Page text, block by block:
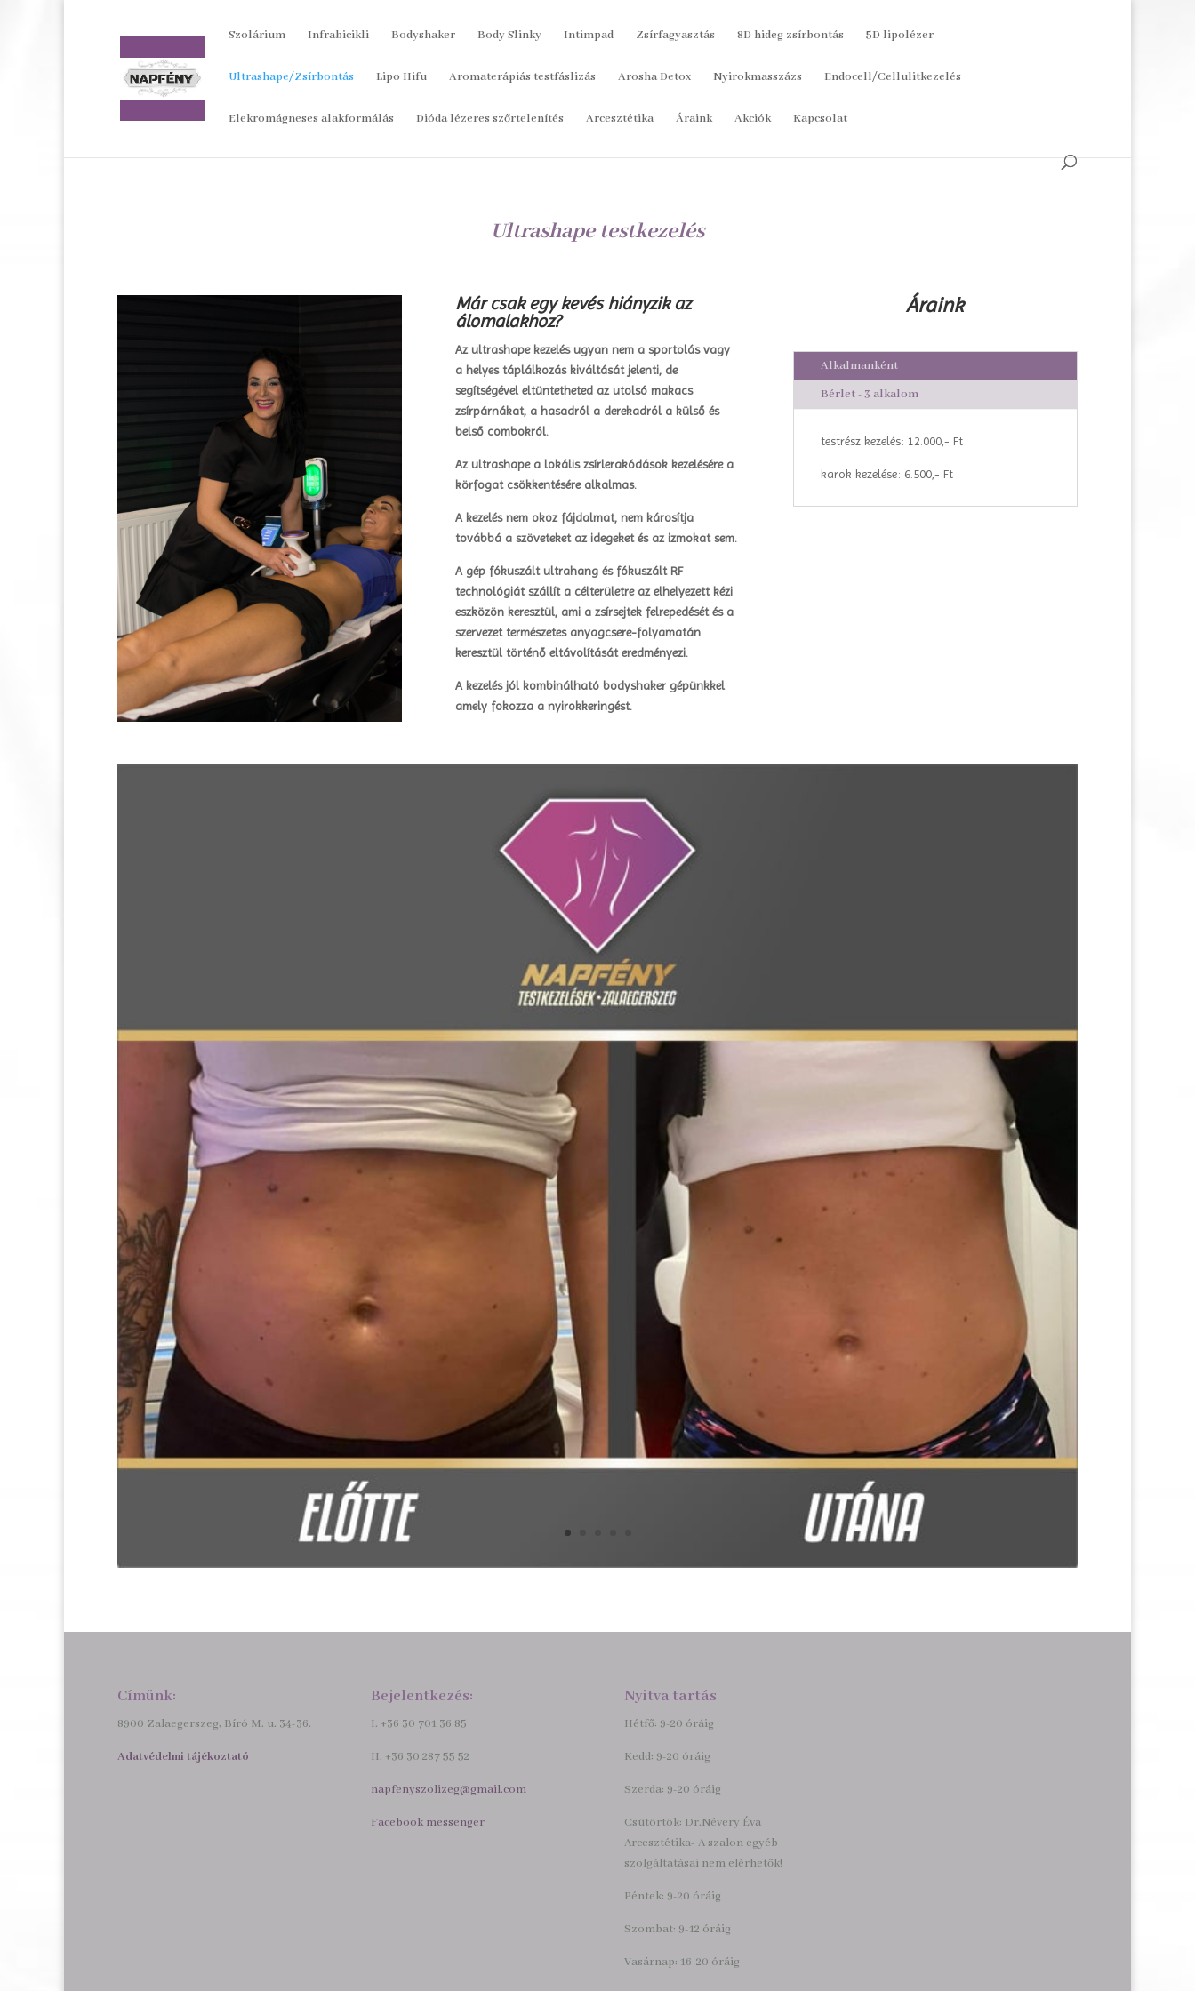
Szolárium Infrabicikli Bodyshaker Body Slinky Intimpad Zsírfagyasztás 8D hideg zsírbontás 5D lipolézer
Ultrashape/Zsírbontás Lipo Hifu Aromaterápiás testfáslizás Arosha Detox Nyirokmasszázs Endocell/Cellulitkezelés
Elekromágneses alakformálás Dióda lézeres szőrtelenítés Arcesztétika Áraink Akciók Kapcsolat
Ultrashape testkezelés
Már csak egy kevés hiányzik az
álomalakhoz?
Az ultrashape kezelés ugyan nem a sportolás vagy
a helyes táplálkozás kiváltását jelenti, de
segítségével eltüntetheted az utolsó makacs
zsírpárnákat, a hasadról a derekadról a külső és
belső combokról.
Az ultrashape a lokális zsírlerakódások kezelésére a
körfogat csökkentésére alkalmas.
A kezelés nem okoz fájdalmat, nem károsítja
továbbá a szöveteket az idegeket és az izmokat sem.
A gép fókuszált ultrahang és fókuszált RF
technológiát szállít a célterületre az elhelyezett kézi
eszközön keresztül, ami a zsírsejtek felrepedését és a
szervezet természetes anyagcsere-folyamatán
keresztül történő eltávolítását eredményezi.
A kezelés jól kombinálható bodyshaker gépünkkel
amely fokozza a nyirokkeringést.
Áraink
Alkalmanként
Bérlet - 3 alkalom
testrész kezelés: 12.000,- Ft
karok kezelése: 6.500,- Ft
Címünk:
8900 Zalaegerszeg, Bíró M. u. 34-36.
Adatvédelmi tájékoztató
Bejelentkezés:
I. +36 30 701 36 85
II. +36 30 287 55 52
napfenyszolizeg@gmail.com
Facebook messenger
Nyitva tartás
Hétfő: 9-20 óráig
Kedd: 9-20 óráig
Szerda: 9-20 óráig
Csütörtök: Dr.Névery Éva
Arcesztétika- A szalon egyéb
szolgáltatásai nem elérhetők!
Péntek: 9-20 óráig
Szombat: 9-12 óráig
Vasárnap: 16-20 óráig